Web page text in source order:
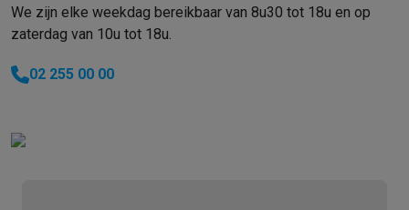
We zijn elke weekdag bereikbaar van 8u30 tot 18u en op
zaterdag van 10u tot 18u.
02 255 00 00